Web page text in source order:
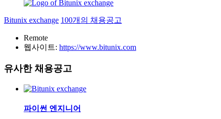
Bitunix exchange 100개의 채용공고
Remote
웹사이트: https://www.bitunix.com
유사한 채용공고
파이썬 엔지니어